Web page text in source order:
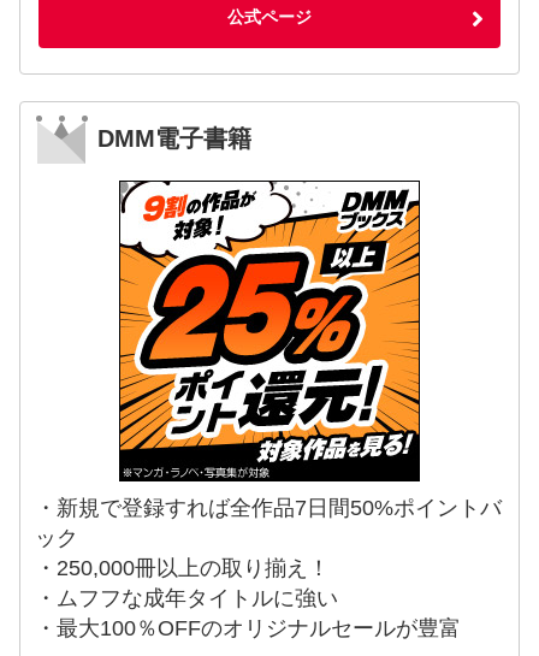
公式ページ
DMM電子書籍
・新規で登録すれば全作品7日間50%ポイントバ
ック
・250,000冊以上の取り揃え！
・ムフフな成年タイトルに強い
・最大100％OFFのオリジナルセールが豊富